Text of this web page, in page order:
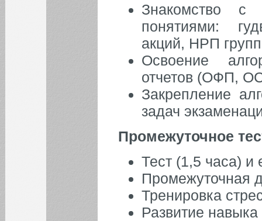
Знакомство с
понятиями:
акций, НРП
Освоение
отчетов (ОФП,
Закрепление
задач
Промежуточное
Тест (1,5 часа) и
Промежуточная
Тренировка
Развитие